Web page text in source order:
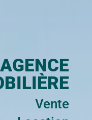
AGENCE
Vente